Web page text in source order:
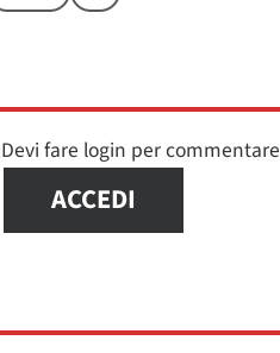
Devi fare login per commentare
ACCEDI